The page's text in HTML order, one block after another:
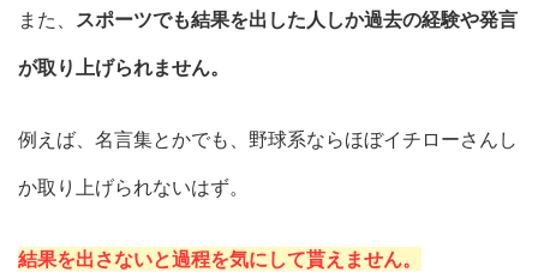
また、 スポーツでも結果を出した人しか過去の経験や発言
が取り上げられません。
例えば、名言集とかでも、野球系ならほぼイチローさんし
か取り上げられないはず。
結果を出さないと過程を気にして貰えません。